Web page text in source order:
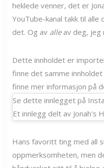
heklede venner, det er
YouTube-kanal takk til
det. Og av alleav deg, jeg
Dette innholdet er
finne det samme
finne mer informasjon på
Se dette innlegget på
Et innlegg delt av Jonah's
Hans favoritt ting med all
oppmerksomheten, men